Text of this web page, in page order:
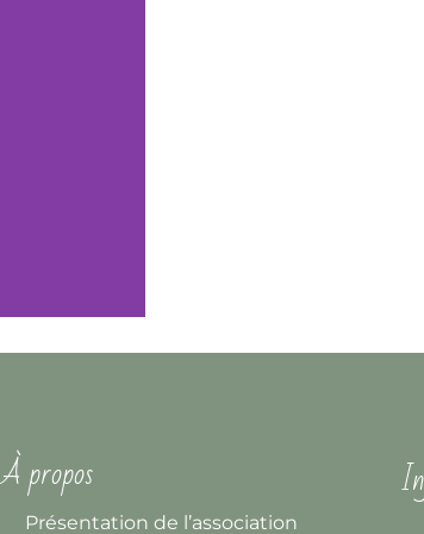
À propos
Présentation de l’association